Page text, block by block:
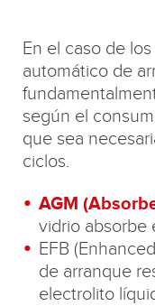
En el caso de
automático de
según el
que sea
ciclos.
AGM
vidrio absorbe
EFB
de arranque
electrolito